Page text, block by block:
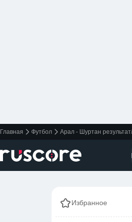
Главная Футбол Арал - Шуртан
Избранное